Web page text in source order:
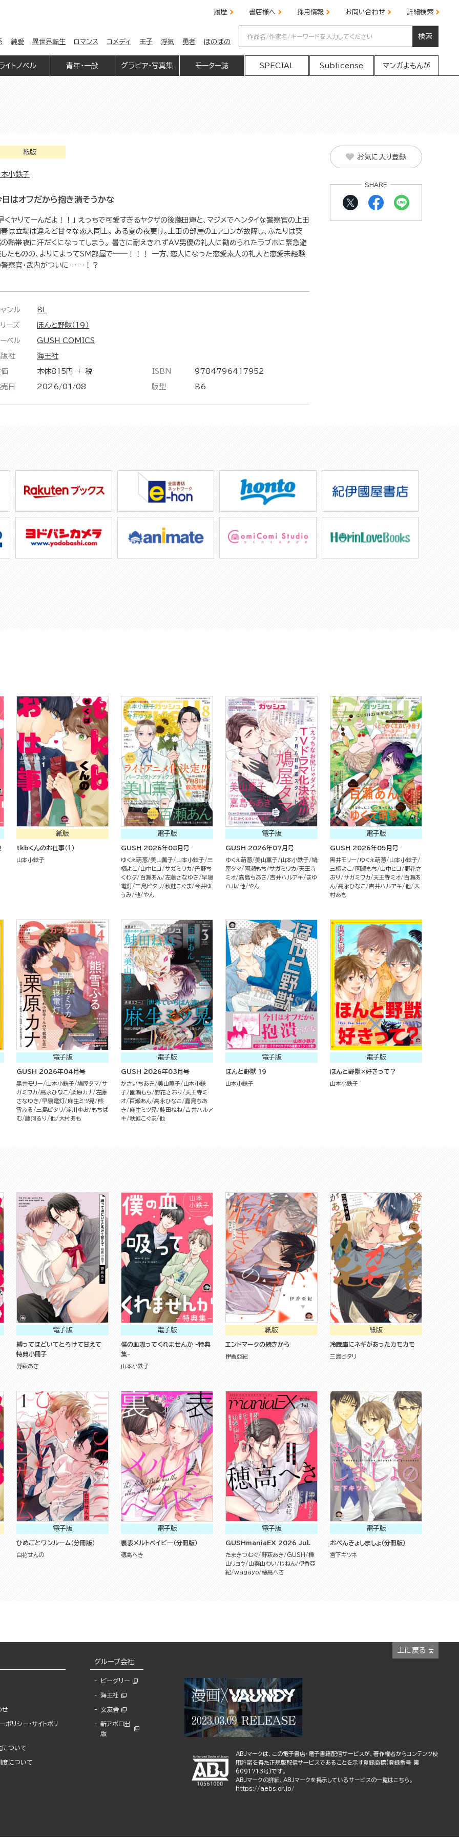
履歴 書店様へ 採用情報 お問い合わせ 詳細検索
純愛 異世界転生 ロマンス コメディ 王子 浮気 勇者 ほのぼの
検索
イトノベル 青年・一般 グラビア・写真集 モーター誌 SPECIAL Sublicense マンガよもんが
紙版
小鉄子
日はオフだから抱き潰そうかな
くヤりてーんだよ！！」 えっちで可愛すぎるヤクザの後藤田輝と、マジメでヘンタイな警察官の上田
は立場は違えど甘々な恋人同士。 ある夏の夜更け。上田の部屋のエアコンが故障し、ふたりは突
熱帯夜に汗だくになってしまう。 暑さに耐えきれずAV男優の礼人に勧められたラブホに緊急避
たものの、よりによってSM部屋で――！！！ 一方、恋人になった恋愛素人の礼人と恋愛未経験
警察官・武内がついに……！？
ンル BL
ーズ ほんと野獣（１９）
ベル GUSH COMICS
社 海王社
本体815円 ＋ 税
日 2026/01/08
ISBN 9784796417952
版型 B6
お気に入り登録
SHARE
紙版
tkbくんのお仕事（１）
山本小鉄子
電子版
GUSH 2026年08月号
ゆくえ萌葱 美山薫子 山本小鉄子 三
栖よこ
山中ヒコ サガミワカ
丹野ち
くわぶ 百瀬あん 左藤さなゆき
早寝
電灯 三島ピタリ 秋鮭こぐま 今井ゆ
うみ
他 やん
電子版
GUSH 2026年07月号
ゆくえ萌葱 美山薫子 山本小鉄子 鳩
屋タマ
園瀬もち サガミワカ
天王寺
ミオ 嘉島ちあき 吉井ハルアキ
まゆ
ハル 他 やん
電子版
GUSH 2026年05月号
黒井モリー ゆくえ萌葱
山本小鉄子
三栖よこ
園瀬もち 山中ヒコ
野花さ
おり
サガミワカ 天王寺ミオ 百瀬あ
ん 高永ひなこ 吉井ハルアキ 他
大
村あも
電子版
GUSH 2026年04月号
黒井モリー 山本小鉄子 鳩屋タマ サ
ガミワカ
高永ひなこ 栗原カナ
左藤
さなゆき
早寝電灯 麻生ミツ晃 熊
雪ふる
三島ピタリ 淀川ゆお もちぱ
む 藤河るり 他 大村あも
電子版
GUSH 2026年03月号
かさいちあき 美山薫子
山本小鉄
子
園瀬もち 野花さおり
天王寺ミ
オ 百瀬あん 高永ひなこ
嘉島ちあ
き
麻生ミツ晃 鮭田ねね
吉井ハルア
キ
秋鮭こぐま 他
電子版
ほんと野獣 19
山本小鉄子
電子版
ほんと野獣×好きって？
山本小鉄子
電子版
縛ってほどいてとろけて甘えて
特典小冊子
野萩あき
電子版
僕の血吸ってくれませんか -特典
集-
山本小鉄子
紙版
エンドマークの続きから
伊香亞紀
紙版
冷蔵庫にネギがあったカモカモ
三島ピタリ
電子版
ひめごとワンルーム（分冊版）
白花せんの
電子版
裏表メルトベイビー（分冊版）
穂高へき
電子版
GUSHmaniaEX 2026 Jul.
たまきつむぐ 野萩あき GUSH
樺
山リョウ
山葵山わい じねん 伊香亞
紀
wagayo 穂高へき
電子版
おべんきょしましょ（分冊版）
宮下キツネ
上に戻る
せ
ポリシー・サイトポリ
について
度について
グループ会社
ビーグリー
海王社
文友舎
新アポロ出
版
ABJマークは、この電子書店・電子書籍配信サービスが、著作権者からコンテンツ使
用許諾を得た正規版配信サービスであることを示す登録商標(登録番号 第
6091713号)です。
ABJマークの詳細、ABJマークを掲示しているサービスの一覧はこちら。
https://aebs.or.jp/